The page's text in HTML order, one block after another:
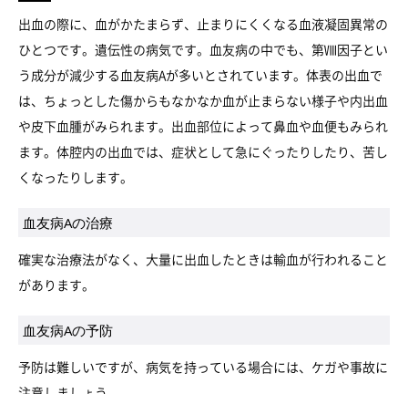
出血の際に、血がかたまらず、止まりにくくなる血液凝固異常の
ひとつです。遺伝性の病気です。血友病の中でも、第Ⅷ因子とい
う成分が減少する血友病Aが多いとされています。体表の出血で
は、ちょっとした傷からもなかなか血が止まらない様子や内出血
や皮下血腫がみられます。出血部位によって鼻血や血便もみられ
ます。体腔内の出血では、症状として急にぐったりしたり、苦し
くなったりします。
血友病Aの治療
確実な治療法がなく、大量に出血したときは輸血が行われること
があります。
血友病Aの予防
予防は難しいですが、病気を持っている場合には、ケガや事故に